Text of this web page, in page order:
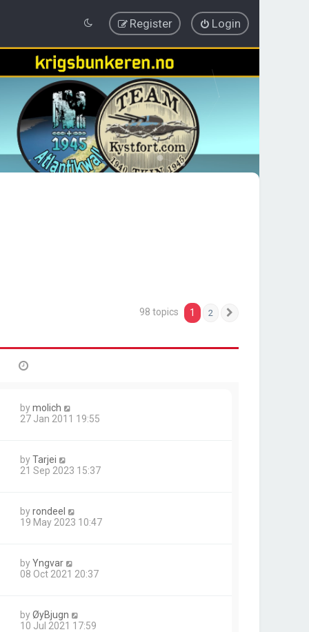
Login
Register
98 topics 1 2
bymolich
27 Jan 2011 19:55
byTarjei
21 Sep 2023 15:37
byrondeel
19 May 2023 10:47
byYngvar
08 Oct 2021 20:37
byØyBjugn
10 Jul 2021 17:59